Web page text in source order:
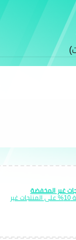
كود خصم اوناس بقيمة 10% على المنتجات غير